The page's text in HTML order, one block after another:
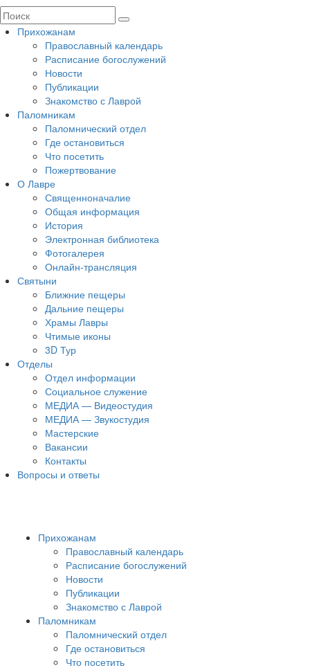
Прихожанам
Православный календарь
Расписание богослужений
Новости
Публикации
Знакомство с Лаврой
Паломникам
Паломнический отдел
Где остановиться
Что посетить
Пожертвование
О Лавре
Священноначалие
Общая информация
История
Электронная библиотека
Фотогалерея
Онлайн-трансляция
Святыни
Ближние пещеры
Дальние пещеры
Храмы Лавры
Чтимые иконы
3D Тур
Отделы
Отдел информации
Социальное служение
МЕДИА — Видеостудия
МЕДИА — Звукостудия
Мастерские
Вакансии
Контакты
Вопросы и ответы
Прихожанам
Православный календарь
Расписание богослужений
Новости
Публикации
Знакомство с Лаврой
Паломникам
Паломнический отдел
Где остановиться
Что посетить